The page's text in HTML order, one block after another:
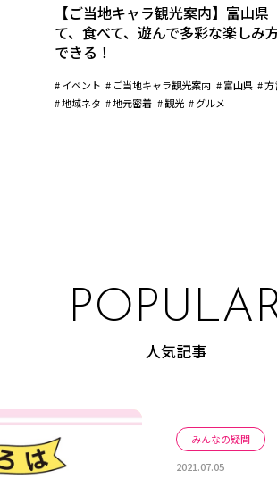
【ご当地キャラ観光案内】富山
て、食べて、遊んで――多彩な楽しみ
できる！
イベント ご当地キャラ観光案内 富山県
方
地域ネタ
地元密着 観光 グルメ
人気記事
みんなの疑問
2021.07.05